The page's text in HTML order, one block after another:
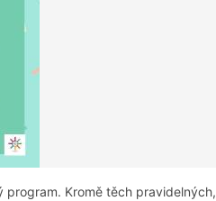
Kromě těch pravidelných,